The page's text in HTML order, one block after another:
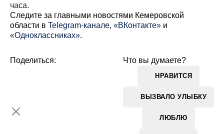
часа.
Cледите за главными новостями Кемеровской
области в Telegram-канале, «ВКонтакте» и
«Одноклассниках».
Что вы думаете?
НРАВИТСЯ
ВЫЗВАЛО УЛЫБКУ
ЛЮБЛЮ
Поделиться: